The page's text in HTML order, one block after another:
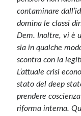
contaminare
domina le classi
Dem. Inoltre, vi è
sia in qualche
scontra con la
L’attuale crisi
stato del deep
prendere
riforma interna.